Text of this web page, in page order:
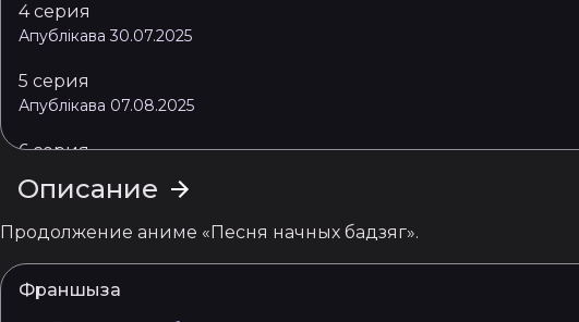
4 серия
Апублікава 30.07.2025
5 серия
Апублікава 07.08.2025
6 серия
Апублікава 11.08.2025
Апублікава 19.08.2025
8 серия
Описание
Продолжение аниме «Песня начных бадзяг».
Франшыза